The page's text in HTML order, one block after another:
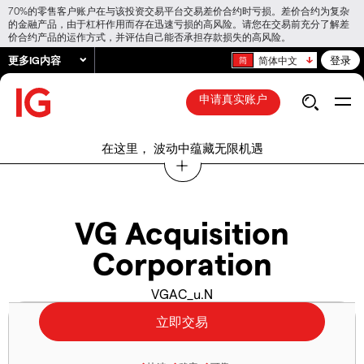
70%的零售客户账户在与该投资交易平台交易差价合约时亏损。差价合约为复杂
的金融产品，由于杠杆作用而存在迅速亏损的高风险。请您在交易前充分了解差
价合约产品的运作方式，并评估自己能否承担存款损失的高风险。
更多IG内容 简体中文 登录
申请真实账户
在这里， 波动中蕴藏无限机遇
VG Acquisition
Corporation
VGAC_u.N